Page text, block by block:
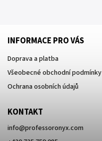
INFORMACE PRO VÁS
Doprava a platba
Všeobecné obchodní podmínky
Ochrana osobních údajů
KONTAKT
info@professoronyx.com